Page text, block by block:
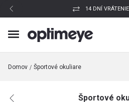
14 DNÍ
Domov Športové okuliare
Športové